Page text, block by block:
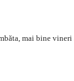
mai bine vineri